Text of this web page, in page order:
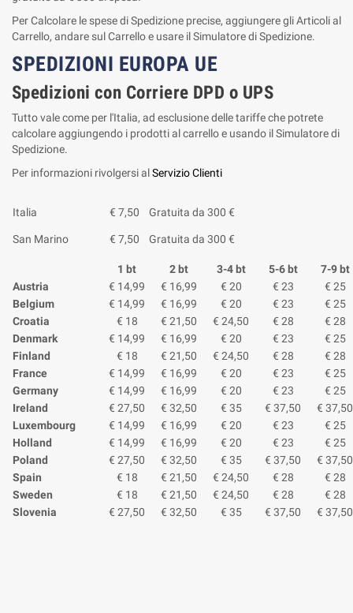
Per Calcolare le spese di Spedizione precise, aggiungere gli Articoli al
Carrello, andare sul Carrello e usare il Simulatore di Spedizione.
SPEDIZIONI EUROPA UE
Spedizioni con Corriere DPD o UPS
Tutto vale come per l'Italia, ad esclusione delle tariffe che potrete
calcolare aggiungendo i prodotti al carrello e usando il Simulatore di
Spedizione.
Per informazioni rivolgersi alServizio Clienti
Italia € 7,50 Gratuita da 300 €
San Marino € 7,50 Gratuita da 300 €
1 bt 2 bt 3-4 bt 5-6 bt
7-9 bt
Austria
€ 14,99 € 16,99 € 20 € 23
€ 25
Belgium
€ 14,99 € 16,99 € 20 € 23
€ 25
Croatia
€ 18 € 21,50 € 24,50 € 28
€ 28
Denmark
€ 14,99 € 16,99 € 20 € 23
€ 25
Finland
€ 18 € 21,50 € 24,50 € 28
€ 28
France
€ 14,99 € 16,99 € 20 € 23
€ 25
Germany
€ 14,99 € 16,99 € 20 € 23
€ 25
Ireland
€ 27,50 € 32,50 € 35 € 37,50
€ 37,50
Luxembourg
€ 14,99 € 16,99 € 20 € 23
€ 25
Holland
€ 14,99 € 16,99 € 20 € 23
€ 25
Poland
€ 27,50 € 32,50 € 35 € 37,50
€ 37,50
Spain
€ 18 € 21,50 € 24,50 € 28
€ 28
Sweden
€ 18 € 21,50 € 24,50 € 28
€ 28
Slovenia
€ 27,50 € 32,50 € 35 € 37,50 € 37,50